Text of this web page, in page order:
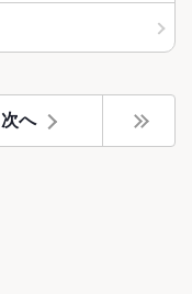
次へ